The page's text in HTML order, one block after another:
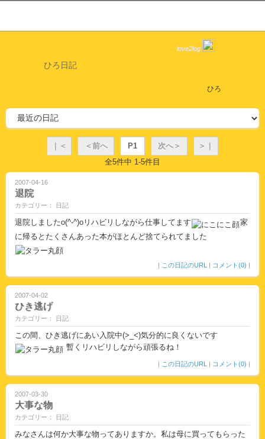
love2log
ひろ日記
ひろ
｜＜ ＜前へ P1 次へ＞
＞｜
全5件中 1-5件目
2007-04-16
退院
カテゴリー： 日記
退院しましたo(^-^)oリハビリしながら仕事してます
家
に帰るとたくさんあった本がほとんど捨てられてました
| この日記のURL | コメント(0) |
2007-04-02
ひき逃げ
カテゴリー： 日記
この間、ひき逃げにあい入院中(>_<)気分的に良くないです
暫くリハビリしながら頑張るね！
| この日記のURL | コメント(0) |
2007-03-30
大事な物
カテゴリー： 日記
みなさんは何か大事な物ってありますか。私は母に買ってもらった